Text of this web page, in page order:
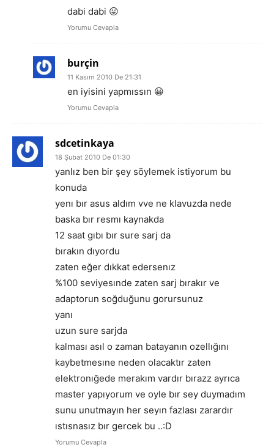
dabi dabi 😛
Yorumu Cevapla
burçin
11 Kasım 2010 De 21:31
en iyisini yapmıssın 😀
Yorumu Cevapla
sdcetinkaya
18 Şubat 2010 De 01:30
yanlız ben bir şey söylemek istiyorum bu
konuda
yenı bır asus aldım vve ne klavuzda nede
baska bır resmı kaynakda
12 saat gıbı bır sure sarj da
bırakın dıyordu
zaten eğer dıkkat edersenız
%100 seviyesınde zaten sarj bırakır ve
adaptorun soğduğunu gorursunuz
yanı
uzun sure sarjda
kalması asıl o zaman batayanın ozellığını
kaybetmesıne neden olacaktır zaten
elektronığede merakım vardır bırazz ayrıca
master yapıyorum ve oyle bır sey duymadım
sunu unutmayın her seyın fazlası zarardır
ıstısnasız bır gercek bu ..:D
Yorumu Cevapla